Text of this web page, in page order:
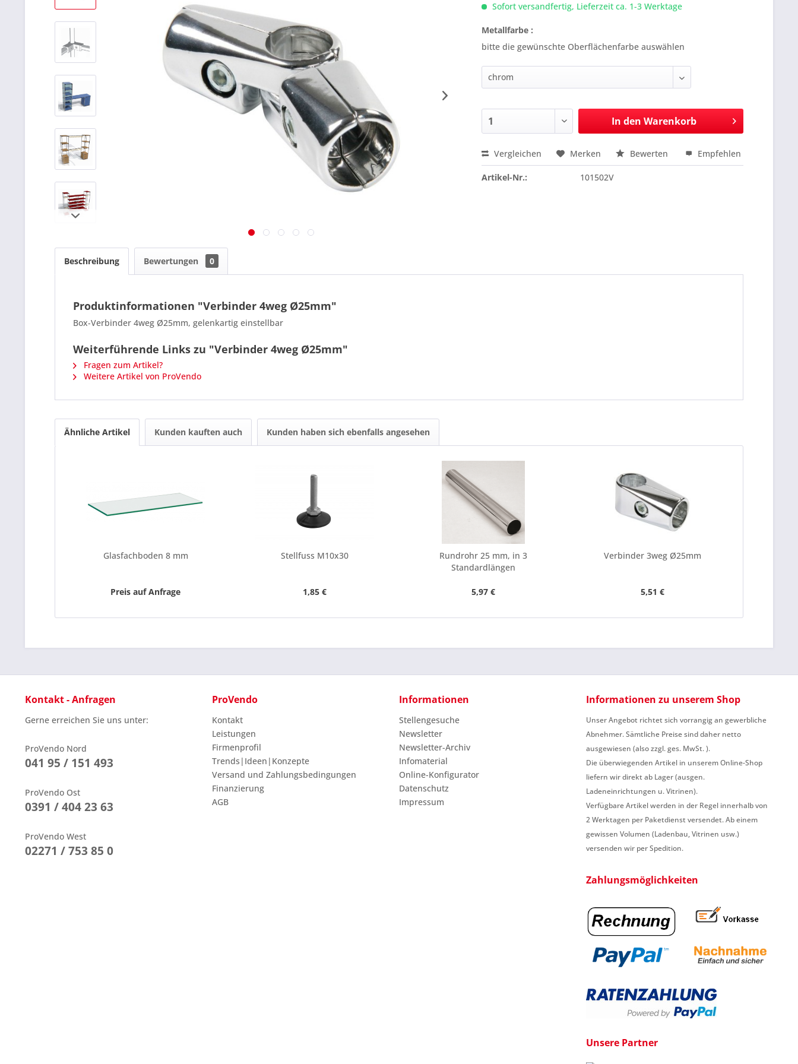
Sofort versandfertig, Lieferzeit ca. 1-3 Werktage
Metallfarbe :
bitte die gewünschte Oberflächenfarbe auswählen
In den Warenkorb
Preis anfragen
Ich habe die
und stimme zu. *
Mit * gekennzeichnete Felder sind Pflichtfelder.
Vergleichen Merken Bewerten Empfehlen
Artikel-Nr.: 101502V
Beschreibung Bewertungen 0
Produktinformationen "Verbinder 4weg Ø25mm"
Box-Verbinder 4weg Ø25mm, gelenkartig einstellbar
Weiterführende Links zu "Verbinder 4weg Ø25mm"
Fragen zum Artikel?
Weitere Artikel von ProVendo
Ähnliche Artikel Kunden kauften auch Kunden haben sich ebenfalls angesehen
Glasfachboden 8 mm
Preis auf Anfrage
Stellfuss M10x30
1,85 €
Rundrohr 25 mm, in 3
Standardlängen
5,97 €
Verbinder 3weg Ø25mm
5,51 €
Kontakt - Anfragen
Gerne erreichen Sie uns unter:
ProVendo Nord
041 95 / 151 493
ProVendo Ost
0391 / 404 23 63
ProVendo West
02271 / 753 85 0
ProVendo
Kontakt
Leistungen
Firmenprofil
Trends|Ideen|Konzepte
Versand und Zahlungsbedingungen
Finanzierung
AGB
Informationen
Stellengesuche
Newsletter
Newsletter-Archiv
Infomaterial
Online-Konfigurator
Datenschutz
Impressum
Informationen zu unserem Shop
Unser Angebot richtet sich vorrangig an gewerbliche
Abnehmer. Sämtliche Preise sind daher netto
ausgewiesen (also zzgl. ges. MwSt. ).
Die überwiegenden Artikel in unserem Online-Shop
liefern wir direkt ab Lager (ausgen.
Ladeneinrichtungen u. Vitrinen).
Verfügbare Artikel werden in der Regel innerhalb von
2 Werktagen per Paketdienst versendet. Ab einem
gewissen Volumen (Ladenbau, Vitrinen usw.)
versenden wir per Spedition.
Zahlungsmöglichkeiten
Unsere Partner